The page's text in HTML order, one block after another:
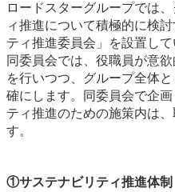
ロードスターグループでは
ィ推進について積極的に検
ティ推進委員会」を設置して
同委員会では、役職員が意
を行いつつ、グループ全体
確にします。同委員会で企
ティ推進のための施策内は
す。
①サステナビリティ推進体制